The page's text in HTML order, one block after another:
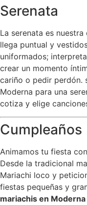
Serenata
La serenata es
llega puntual y
uniformados;
crear un momento
cariño o pedir perdón.
Moderna para una
cotiza y elige
Cumpleaños
Animamos tu fiesta
Desde la tradicional
Mariachi loco y
fiestas pequeñas y
mariachis en Moderna